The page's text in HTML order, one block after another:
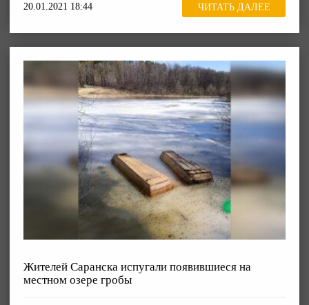
20.01.2021 18:44 ЧИТАТЬ ДАЛЕЕ
Жителей Саранска испугали появившиеся на
местном озере гробы